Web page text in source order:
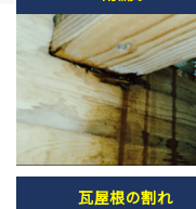
瓦屋根の割れ